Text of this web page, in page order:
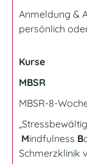
Anmeldung &
persönlich
Kurse
MBSR
MBSR-8-
Mindfulness B
Schmerzklinik